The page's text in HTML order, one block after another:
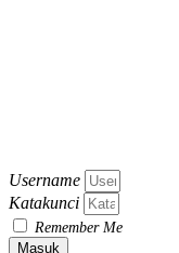
Username
Katakunci
Remember Me
Masuk